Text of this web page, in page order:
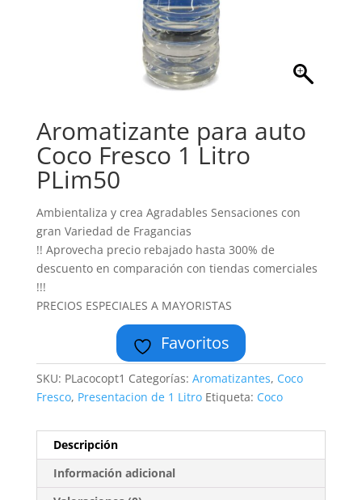
Aromatizante para auto
Coco Fresco 1 Litro
PLim50
Ambientaliza y crea Agradables Sensaciones con
gran Variedad de Fragancias
!! Aprovecha precio rebajado hasta 300% de
descuento en comparación con tiendas comerciales
!!!
PRECIOS ESPECIALES A MAYORISTAS
Favoritos
SKU: PLacocopt1 Categorías: Aromatizantes, Coco
Fresco, Presentacion de 1 Litro Etiqueta: Coco
Descripción
Información adicional